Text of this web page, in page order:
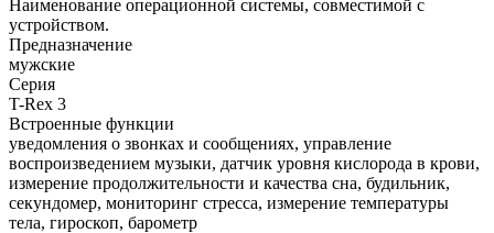
Наименование операционной системы, совместимой с
устройством.
Предназначение
мужские
Серия
T-Rex 3
Встроенные функции
уведомления о звонках и сообщениях, управление
воспроизведением музыки, датчик уровня кислорода в крови,
измерение продолжительности и качества сна, будильник,
секундомер, мониторинг стресса, измерение температуры
тела, гироскоп, барометр